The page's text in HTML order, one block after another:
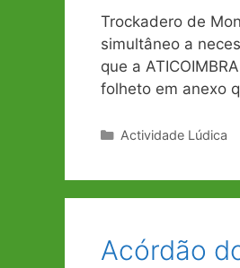
Trockadero de
simultâneo a
que a
folheto em anexo
Categorias
Actividade Lúdica
Acórdão